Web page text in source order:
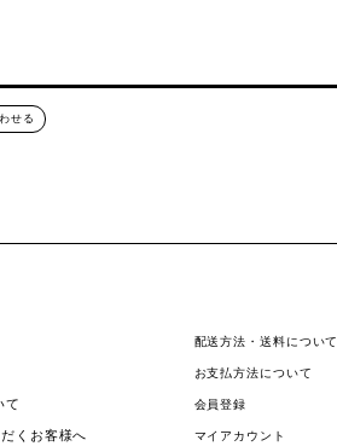
せる
て
くお客様へ
配送方法・送料について
お支払方法について
会員登録
マイアカウント